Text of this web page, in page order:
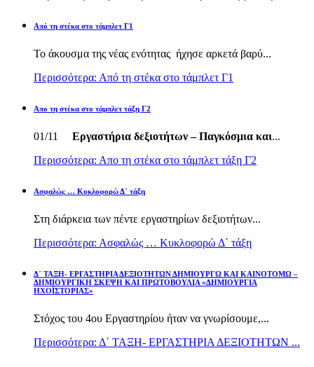
Από τη στέκα στο τάμπλετ Γ1
Το άκουσμα της νέας ενότητας ήχησε αρκετά βαρύ...
Περισσότερα: Από τη στέκα στο τάμπλετ Γ1
Απο τη στέκα στο τάμπλετ τάξη Γ2
01/11 Εργαστήρια δεξιοτήτων – Παγκόσμια και...
Περισσότερα: Απο τη στέκα στο τάμπλετ τάξη Γ2
Ασφαλώς … Κυκλοφορώ Δ΄ τάξη
Στη διάρκεια των πέντε εργαστηρίων δεξιοτήτων...
Περισσότερα: Ασφαλώς … Κυκλοφορώ Δ΄ τάξη
Δ΄ ΤΑΞΗ- ΕΡΓΑΣΤΗΡΙΑ ΔΕΞΙΟΤΗΤΩΝ ΔΗΜΙΟΥΡΓΩ ΚΑΙ ΚΑΙΝΟΤΟΜΩ –
ΔΗΜΙΟΥΡΓΙΚΗ ΣΚΕΨΗ ΚΑΙ ΠΡΩΤΟΒΟΥΛΙΑ «ΔΗΜΙΟΥΡΓΙΑ
ΗΧΟΪΣΤΟΡΙΑΣ»
Στόχος του 4ου Εργαστηρίου ήταν να γνωρίσουμε,...
Περισσότερα: Δ΄ ΤΑΞΗ- ΕΡΓΑΣΤΗΡΙΑ ΔΕΞΙΟΤΗΤΩΝ ...